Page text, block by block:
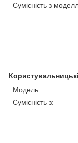
Сумісність з
Модель
Сумісність з: